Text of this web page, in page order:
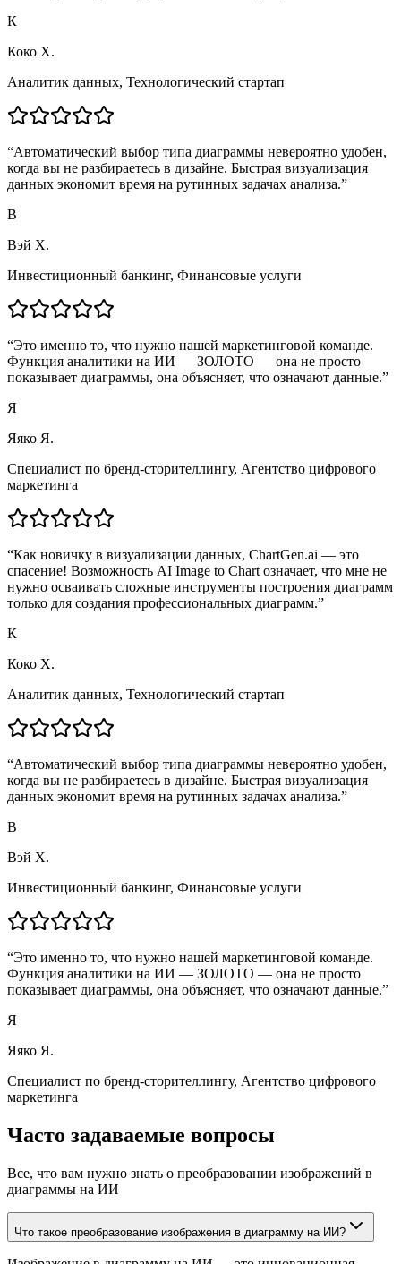
К
Коко X.
Аналитик данных, Технологический стартап
“Автоматический выбор типа диаграммы невероятно удобен,
когда вы не разбираетесь в дизайне. Быстрая визуализация
данных экономит время на рутинных задачах анализа.”
В
Вэй Х.
Инвестиционный банкинг, Финансовые услуги
“Это именно то, что нужно нашей маркетинговой команде.
Функция аналитики на ИИ — ЗОЛОТО — она не просто
показывает диаграммы, она объясняет, что означают данные.”
Я
Яяко Я.
Специалист по бренд-сторителлингу, Агентство цифрового
маркетинга
“Как новичку в визуализации данных, ChartGen.ai — это
спасение! Возможность AI Image to Chart означает, что мне не
нужно осваивать сложные инструменты построения диаграмм
только для создания профессиональных диаграмм.”
К
Коко X.
Аналитик данных, Технологический стартап
“Автоматический выбор типа диаграммы невероятно удобен,
когда вы не разбираетесь в дизайне. Быстрая визуализация
данных экономит время на рутинных задачах анализа.”
В
Вэй Х.
Инвестиционный банкинг, Финансовые услуги
“Это именно то, что нужно нашей маркетинговой команде.
Функция аналитики на ИИ — ЗОЛОТО — она не просто
показывает диаграммы, она объясняет, что означают данные.”
Я
Яяко Я.
Специалист по бренд-сторителлингу, Агентство цифрового
маркетинга
Часто задаваемые вопросы
Все, что вам нужно знать о преобразовании изображений в
диаграммы на ИИ
Что такое преобразование изображения в диаграмму на ИИ?